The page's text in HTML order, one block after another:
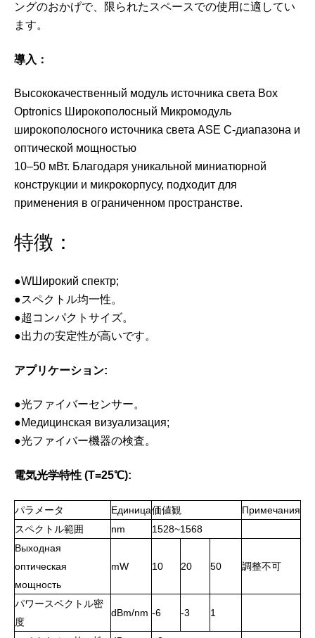
ングのおかげで、限られたスペースでの使用に適してい
ます。
導入：
Высококачественный модуль источника света Box
Optronics Широкополосный Микромодуль
широкополосного источника света ASE C-диапазона и
оптической мощностью
10–50 мВт. Благодаря уникальной миниатюрной
конструкции и микрокорпусу, подходит для
применения в ограниченном пространстве.
特徴：
●WШирокий спектр;
●スペクトル均一性。
●超コンパクトサイズ。
●出力の安定性が高いです。
アプリケーション:
●光ファイバーセンサー。
●Медицинская визуализация;
●光ファイバー機器の検査。
電気光学特性 (T=25℃):
パラメータ Единица価値観
Примечания
スペクトル範囲
nm
1528~1568
Выходная
оптическая
мощность
mW 10 20 50 調整不可
パワースペクトル密
度
dBm/nm -6 -3 1